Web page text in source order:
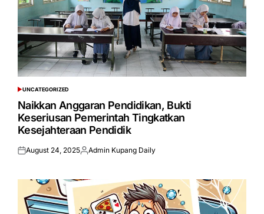
POSTED
IN
UNCATEGORIZED
Naikkan Anggaran Pendidikan, Bukti
Keseriusan Pemerintah Tingkatkan
Kesejahteraan Pendidik
Posted
August 24, 2025Posted
Admin Kupang Daily